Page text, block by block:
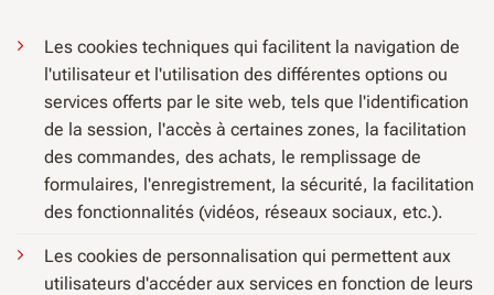
Les cookies techniques qui facilitent la navigation de
l'utilisateur et l'utilisation des différentes options ou
services offerts par le site web, tels que l'identification
de la session, l'accès à certaines zones, la facilitation
des commandes, des achats, le remplissage de
formulaires, l'enregistrement, la sécurité, la facilitation
des fonctionnalités (vidéos, réseaux sociaux, etc.).
Les cookies de personnalisation qui permettent aux
utilisateurs d'accéder aux services en fonction de leurs